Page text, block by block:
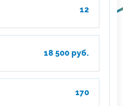
12
18 500 руб.
170